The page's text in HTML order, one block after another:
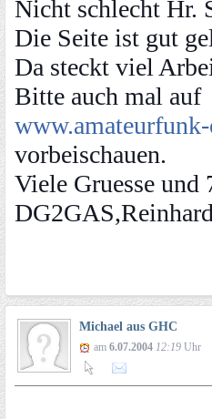
Nicht schlecht Hr.
Die Seite ist gut
Da steckt viel
Bitte auch mal auf
vorbeischauen.
Viele Gruesse und
DG2GAS,Reinhard
Michael aus GHC
am 6.07.2004 12:19 Uhr